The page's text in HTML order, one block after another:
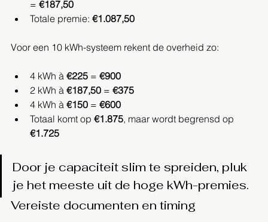
= €187,50
Totale premie: €1.087,50
Voor een 10 kWh-systeem rekent de overheid zo:
4 kWh à €225 = €900
2 kWh à €187,50 = €375
4 kWh à €150 = €600
Totaal komt op €1.875, maar wordt begrensd op
€1.725
Door je capaciteit slim te spreiden, pluk
je het meeste uit de hoge kWh-premies.
Vereiste documenten en timing